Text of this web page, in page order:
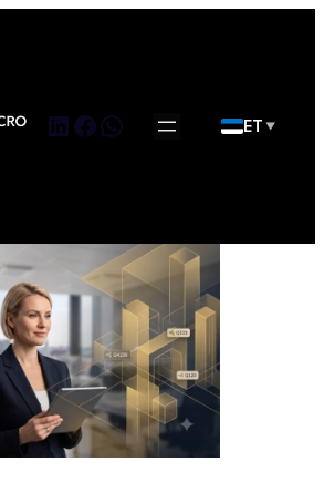
LinkedIn
Facebook
WhatsApp ET ▼